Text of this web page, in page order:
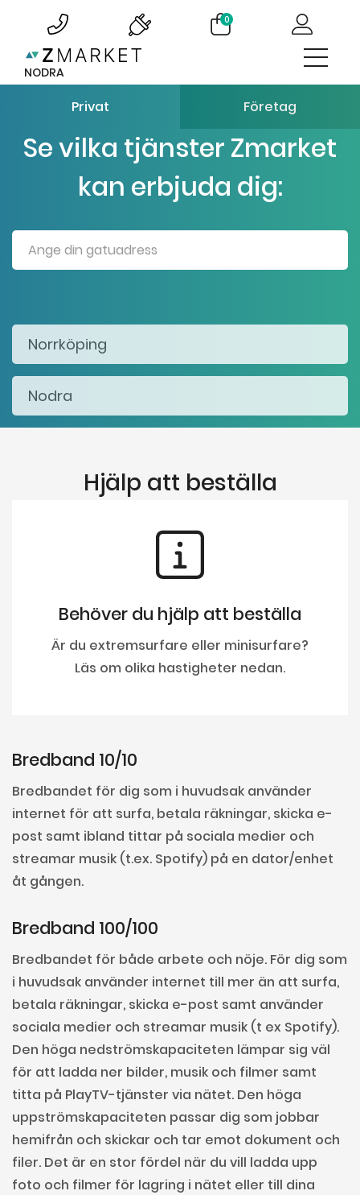
0
NODRA
Privat Företag
Se vilka tjänster Zmarket
kan erbjuda dig:
Hjälp att beställa
Behöver du hjälp att beställa
Är du extremsurfare eller minisurfare?
Läs om olika hastigheter nedan.
Bredband 10/10
Bredbandet för dig som i huvudsak använder
internet för att surfa, betala räkningar, skicka e-
post samt ibland tittar på sociala medier och
streamar musik (t.ex. Spotify) på en dator/enhet
åt gången.
Bredband 100/100
Bredbandet för både arbete och nöje. För dig som
i huvudsak använder internet till mer än att surfa,
betala räkningar, skicka e-post samt använder
sociala medier och streamar musik (t ex Spotify).
Den höga nedströmskapaciteten lämpar sig väl
för att ladda ner bilder, musik och filmer samt
titta på PlayTV-tjänster via nätet. Den höga
uppströmskapaciteten passar dig som jobbar
hemifrån och skickar och tar emot dokument och
filer. Det är en stor fördel när du vill ladda upp
foto och filmer för lagring i nätet eller till dina